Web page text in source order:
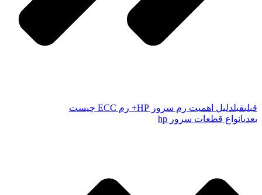
قبلیقبلدلیل اهمیت رم سرور HP+ رم ECC چیست
بعدیانواع قطعات سرور hp